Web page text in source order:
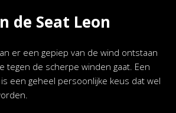
de Seat Leon
er een gepiep van de wind ontstaan
tegen de scherpe winden gaat. Een
is een geheel persoonlijke keus dat wel